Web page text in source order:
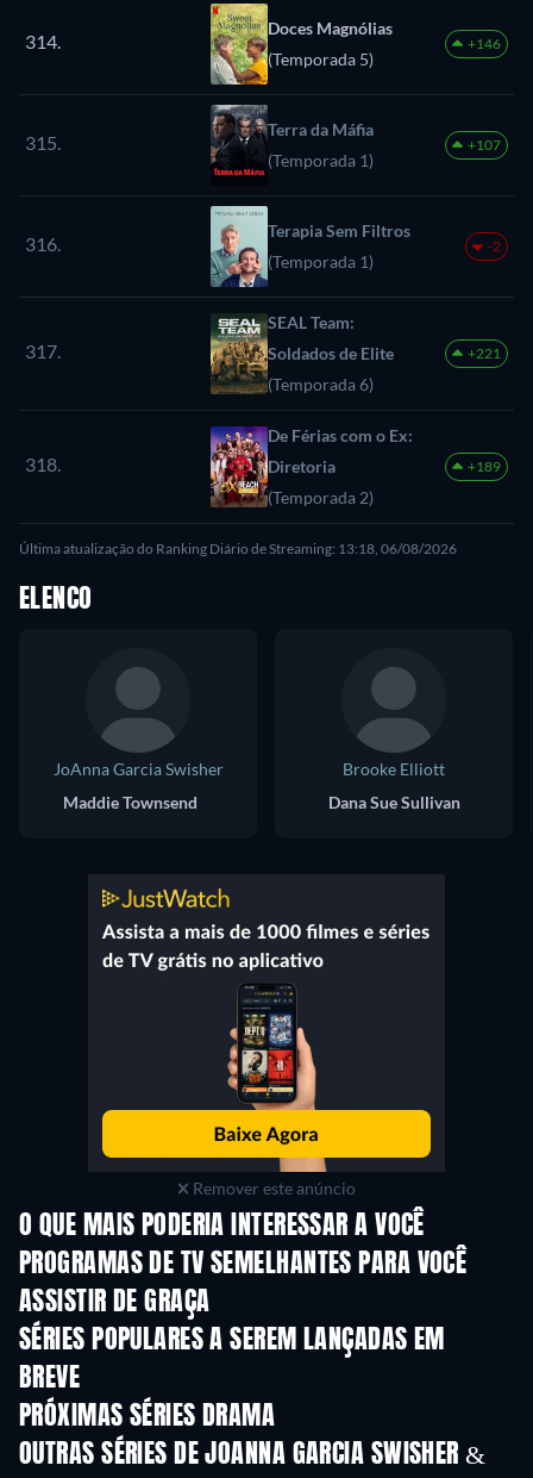
314.
Doces Magnólias
(Temporada 5)
+146
315.
Terra da Máfia
(Temporada 1)
+107
316.
Terapia Sem Filtros
(Temporada 1)
-2
317.
SEAL Team:
Soldados de Elite
(Temporada 6)
+221
318.
De Férias com o Ex:
Diretoria
(Temporada 2)
+189
Última atualização do Ranking Diário de Streaming: 13:18, 06/08/2026
ELENCO
JoAnna Garcia Swisher
Maddie Townsend
Brooke Elliott
Dana Sue Sullivan
Remover este anúncio
O QUE MAIS PODERIA INTERESSAR A VOCÊ
Série Série
PROGRAMAS DE TV SEMELHANTES PARA VOCÊ
ASSISTIR DE GRAÇA
Série
SÉRIES POPULARES A SEREM LANÇADAS EM
BREVE
PRÓXIMAS SÉRIES DRAMA
Temporada 4
OUTRAS SÉRIES DE JOANNA GARCIA SWISHER &